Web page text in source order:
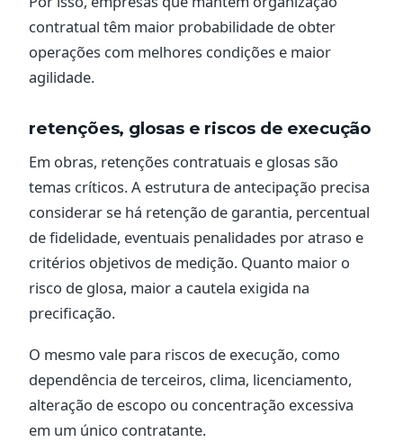
contratual têm maior probabilidade de obter
operações com melhores condições e maior
agilidade.
retenções, glosas e riscos de execução
Em obras, retenções contratuais e glosas são
temas críticos. A estrutura de antecipação precisa
considerar se há retenção de garantia, percentual
de fidelidade, eventuais penalidades por atraso e
critérios objetivos de medição. Quanto maior o
risco de glosa, maior a cautela exigida na
precificação.
O mesmo vale para riscos de execução, como
dependência de terceiros, clima, licenciamento,
alteração de escopo ou concentração excessiva
em um único contratante.